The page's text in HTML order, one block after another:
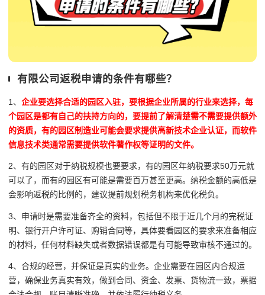
有限公司返税申请的条件有哪些？
1、 企业要选择合适的园区入驻，要根据企业所属的行业来选择，每
个园区是都有自己的扶持方向的，要提前了解清楚需不需要提供额外
的资质，有的园区制造业可能会要求提供高新技术企业认证，而软件
信息技术类通常需要提供软件著作权等证明的文件。
2、有的园区对于纳税规模也要要求，有的园区年纳税要求50万元就
可以了，而有的园区有可能是需要百万甚至更高。纳税金额的高低是
会影响返税的比例的，建议提前规划税务机构来优化税负。
3、申请时是需要准备齐全的资料，包括但不限于近几个月的完税证
明、银行开户许可证、购销合同等，具体要看园区的要求来准备相应
的材料，任何材料缺失或者数据错误都是有可能导致审核不通过的。
4、合规的经营，并保证是真实的业务。企业需要在园区内合规运
营，确保业务真实有效，做到合同、资金、发票、货物流一致，票据